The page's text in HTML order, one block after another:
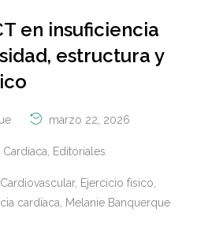
en insuficiencia
estructura y
marzo 22, 2026
, Editoriales
, Ejercicio físico,
cardíaca, Melanie Banquerque